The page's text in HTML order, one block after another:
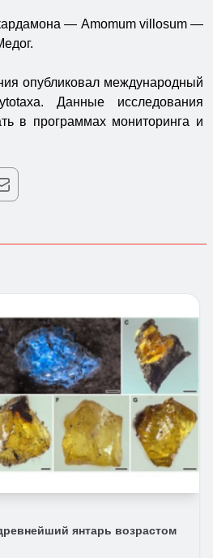
— Amomum villosum —
опубликовал международный
Данные исследования
в программах мониторинга и
янтарь возрастом